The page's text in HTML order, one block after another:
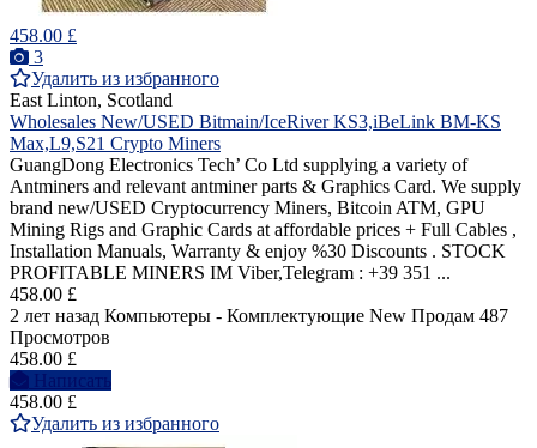
458.00 £
3
Удалить из избранного
East Linton, Scotland
Wholesales New/USED Bitmain/IceRiver KS3,iBeLink BM-KS
Max,L9,S21 Crypto Miners
GuangDong Electronics Tech’ Co Ltd supplying a variety of
Antminers and relevant antminer parts & Graphics Card. We supply
brand new/USED Cryptocurrency Miners, Bitcoin ATM, GPU
Mining Rigs and Graphic Cards at affordable prices + Full Cables ,
Installation Manuals, Warranty & enjoy %30 Discounts . STOCK
PROFITABLE MINERS IM Viber,Telegram : +39 351 ...
458.00 £
2 лет назад Компьютеры - Комплектующие New Продам 487
Просмотров
458.00 £
Написать
458.00 £
Удалить из избранного